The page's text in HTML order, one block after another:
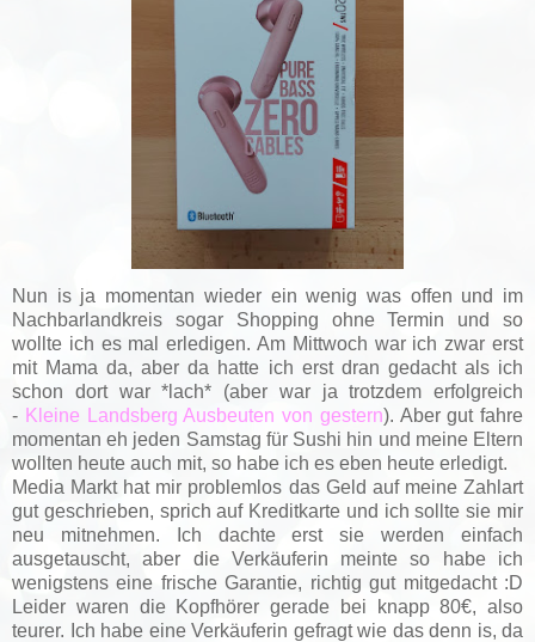
Nun is ja momentan wieder ein wenig was offen und im
Nachbarlandkreis sogar Shopping ohne Termin und so
wollte ich es mal erledigen. Am Mittwoch war ich zwar erst
mit Mama da, aber da hatte ich erst dran gedacht als ich
schon dort war *lach* (aber war ja trotzdem erfolgreich
- Kleine Landsberg Ausbeuten von gestern). Aber gut fahre
momentan eh jeden Samstag für Sushi hin und meine Eltern
wollten heute auch mit, so habe ich es eben heute erledigt.
Media Markt hat mir problemlos das Geld auf meine Zahlart
gut geschrieben, sprich auf Kreditkarte und ich sollte sie mir
neu mitnehmen. Ich dachte erst sie werden einfach
ausgetauscht, aber die Verkäuferin meinte so habe ich
wenigstens eine frische Garantie, richtig gut mitgedacht :D
Leider waren die Kopfhörer gerade bei knapp 80€, also
teurer. Ich habe eine Verkäuferin gefragt wie das denn is, da